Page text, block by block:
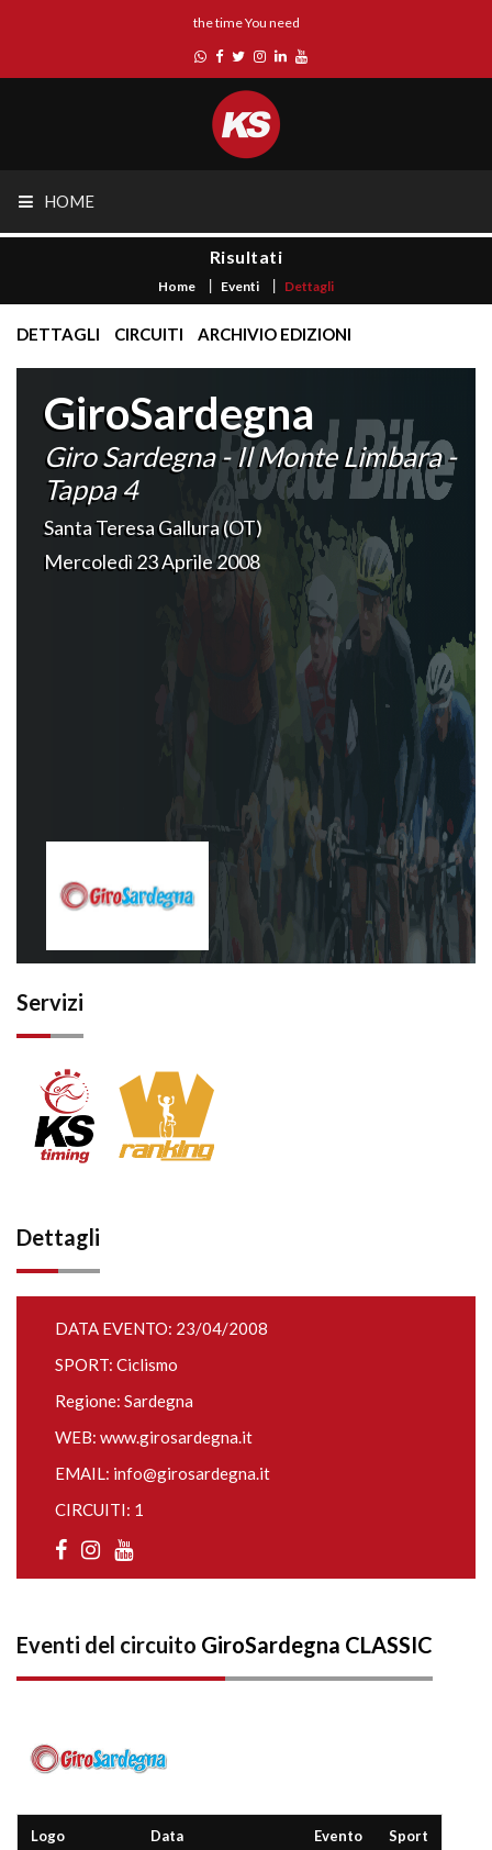
the time You need
HOME
Risultati
Home Eventi Dettagli
DETTAGLI CIRCUITI ARCHIVIO EDIZIONI
GiroSardegna
Giro Sardegna - Il Monte Limbara -
Tappa 4
Santa Teresa Gallura (OT)
Mercoledì 23 Aprile 2008
Servizi
Dettagli
DATA EVENTO: 23/04/2008
SPORT: Ciclismo
Regione: Sardegna
WEB: www.girosardegna.it
EMAIL: info@girosardegna.it
CIRCUITI: 1
Eventi del circuito GiroSardegna CLASSIC
Logo Data Evento Sport